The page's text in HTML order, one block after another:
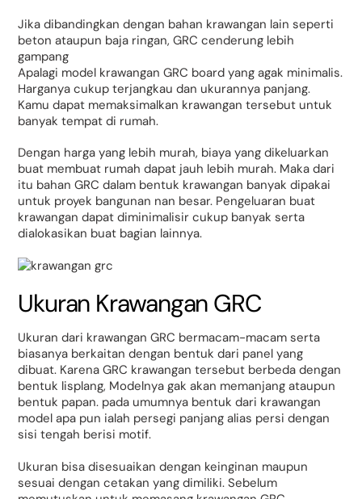
Jika dibandingkan dengan bahan krawangan lain seperti
beton ataupun baja ringan, GRC cenderung lebih
gampang
Apalagi model krawangan GRC board yang agak minimalis.
Harganya cukup terjangkau dan ukurannya panjang.
Kamu dapat memaksimalkan krawangan tersebut untuk
banyak tempat di rumah.
Dengan harga yang lebih murah, biaya yang dikeluarkan
buat membuat rumah dapat jauh lebih murah. Maka dari
itu bahan GRC dalam bentuk krawangan banyak dipakai
untuk proyek bangunan nan besar. Pengeluaran buat
krawangan dapat diminimalisir cukup banyak serta
dialokasikan buat bagian lainnya.
Ukuran Krawangan GRC
Ukuran dari krawangan GRC bermacam-macam serta
biasanya berkaitan dengan bentuk dari panel yang
dibuat. Karena GRC krawangan tersebut berbeda dengan
bentuk lisplang, Modelnya gak akan memanjang ataupun
bentuk papan. pada umumnya bentuk dari krawangan
model apa pun ialah persegi panjang alias persi dengan
sisi tengah berisi motif.
Ukuran bisa disesuaikan dengan keinginan maupun
sesuai dengan cetakan yang dimiliki. Sebelum